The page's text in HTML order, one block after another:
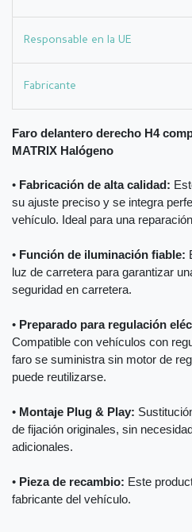
Responsable en la UE
Fabricante
Faro delantero derecho H4
MATRIX Halógeno
• Fabricación de alta calidad:
su ajuste preciso y se integra
vehículo. Ideal para una
• Función de iluminación fiable:
luz de carretera para garantizar
seguridad en carretera.
• Preparado para regulación
Compatible con vehículos con
faro se suministra sin motor de
puede reutilizarse.
• Montaje Plug & Play:
de fijación originales, sin
adicionales.
• Pieza de recambio: Este
fabricante del vehículo.